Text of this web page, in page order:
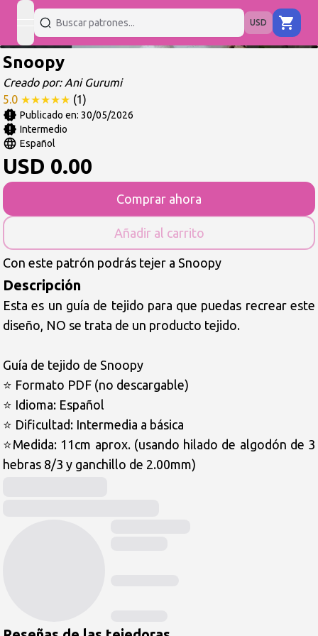
open navigation menu
USD
Snoopy
Creado por: Ani Gurumi
5.0 ★★★★★ (1)
Publicado en: 30/05/2026
Intermedio
Español
USD 0.00
Comprar ahora
Añadir al carrito
Con este patrón podrás tejer a Snoopy
Descripción
Esta es un guía de tejido para que puedas recrear este
diseño, NO se trata de un producto tejido.
Guía de tejido de Snoopy
⭐️ Formato PDF (no descargable)
⭐️ Idioma: Español
⭐️ Dificultad: Intermedia a básica
⭐️Medida: 11cm aprox. (usando hilado de algodón de 3
hebras 8/3 y ganchillo de 2.00mm)